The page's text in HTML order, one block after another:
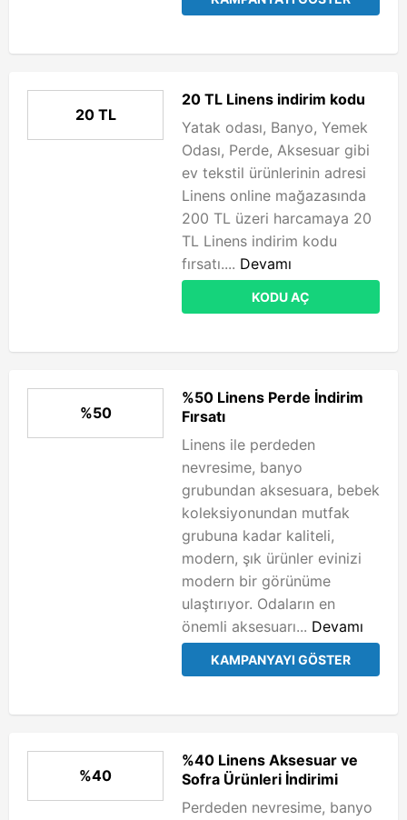
20 TL
20 TL Linens indirim kodu
Yatak odası, Banyo, Yemek
Odası, Perde, Aksesuar gibi
ev tekstil ürünlerinin adresi
Linens online mağazasında
200 TL üzeri harcamaya 20
TL Linens indirim kodu
fırsatı.... Devamı
KODU AÇ
%50
%50 Linens Perde İndirim
Fırsatı
Linens ile perdeden
nevresime, banyo
grubundan aksesuara, bebek
koleksiyonundan mutfak
grubuna kadar kaliteli,
modern, şık ürünler evinizi
modern bir görünüme
ulaştırıyor. Odaların en
önemli aksesuarı... Devamı
KAMPANYAYI GÖSTER
%40
%40 Linens Aksesuar ve
Sofra Ürünleri İndirimi
Perdeden nevresime, banyo